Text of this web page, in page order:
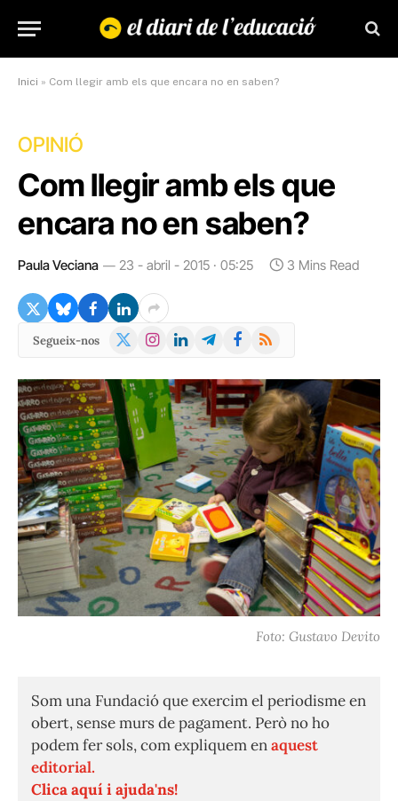
Inici » Com llegir amb els que encara no en saben?
OPINIÓ
Com llegir amb els que
encara no en saben?
Paula Veciana 23 - abril - 2015 · 05:25 3 Mins Read
Segueix-nos
X
Instagram
LinkedInTelegramFacebook
RSS
Foto: Gustavo Devito
Som una Fundació que exercim el periodisme en
obert, sense murs de pagament. Però no ho
podem fer sols, com expliquem enaquest
editorial.
Clica aquí i ajuda'ns!